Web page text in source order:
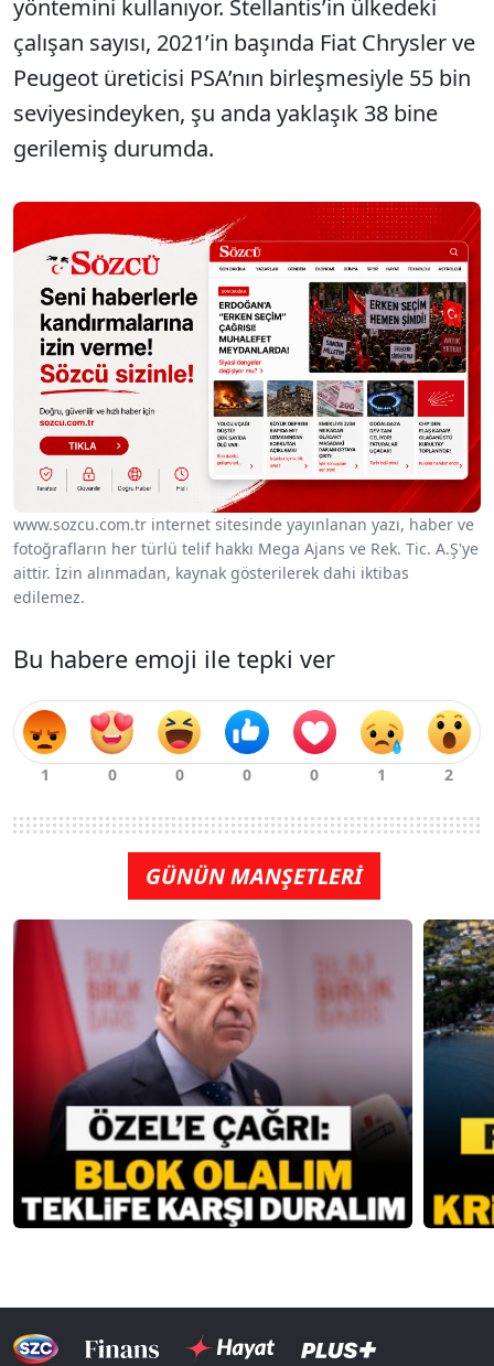
yöntemini kullanıyor. Stellantis’in ülkedeki
çalışan sayısı, 2021’in başında Fiat Chrysler ve
Peugeot üreticisi PSA’nın birleşmesiyle 55 bin
seviyesindeyken, şu anda yaklaşık 38 bine
gerilemiş durumda.
www.sozcu.com.tr internet sitesinde yayınlanan yazı, haber ve
fotoğrafların her türlü telif hakkı Mega Ajans ve Rek. Tic. A.Ş'ye
aittir. İzin alınmadan, kaynak gösterilerek dahi iktibas
edilemez.
Bu habere emoji ile tepki ver
GÜNÜN MANŞETLERİ